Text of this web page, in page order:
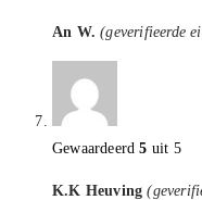
An W.(geverifieerde
Gewaardeerd5 uit 5
K.K Heuving